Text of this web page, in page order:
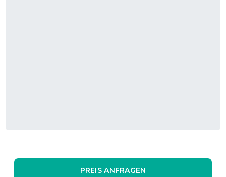
PREIS ANFRAGEN